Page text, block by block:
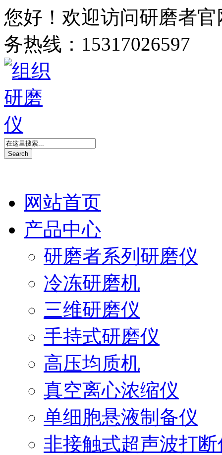
您好！欢迎访问研磨者
务热线：15317026597
网站首页
产品中心
研磨者系列研磨仪
冷冻研磨机
三维研磨仪
手持式研磨仪
高压均质机
真空离心浓缩仪
单细胞悬液制备仪
非接触式超声波打断